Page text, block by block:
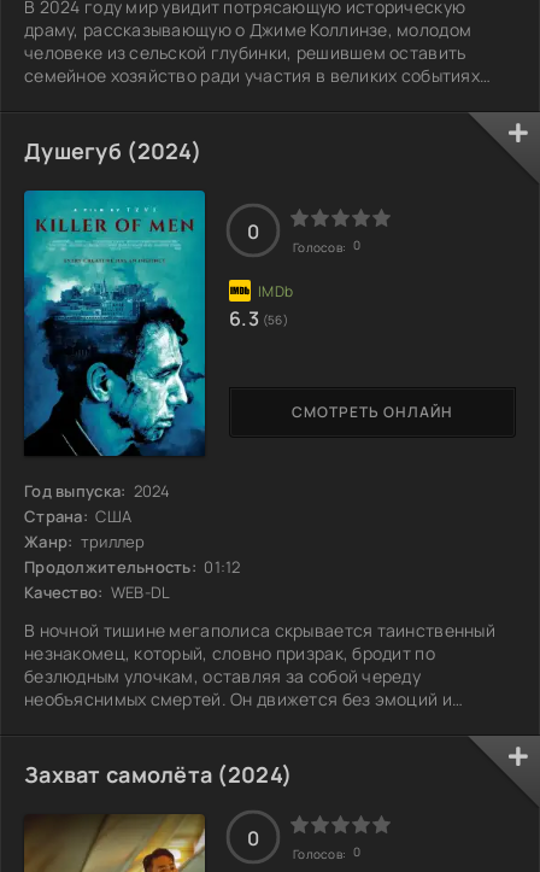
В 2024 году мир увидит потрясающую историческую
драму, рассказывающую о Джиме Коллинзе, молодом
человеке из сельской глубинки, решившем оставить
семейное хозяйство ради участия в великих событиях
армейского корпуса Австралии и Новой Зеландии. Джим
отправляется на Западный фронт с надеждой, что его
вклад сможет изменить ход истории и принести миру
долгожданный мир. Однако вскоре юноша
Душегуб (2024)
Год выпуска: 2024
Страна: США
Жанр: триллер
Продолжительность: 01:12
Качество: WEB-DL
В ночной тишине мегаполиса скрывается таинственный
незнакомец, который, словно призрак, бродит по
безлюдным улочкам, оставляя за собой череду
необъяснимых смертей. Он движется без эмоций и
шаг — это вызов судьбе, а каждое преступление — игра на
грани бездны. Но однажды его путь пересекается с
очаровательной вдовой, чье обаяние и внутренний свет
пробуждают в нем давно забытые чувства. Она
становится зеркалом, в котором он видит свою
потерянную
СМОТРЕТЬ ОНЛАЙН
0
Голосов: 0
6.3 (56)
Захват самолёта (2024)
0
Голосов: 0